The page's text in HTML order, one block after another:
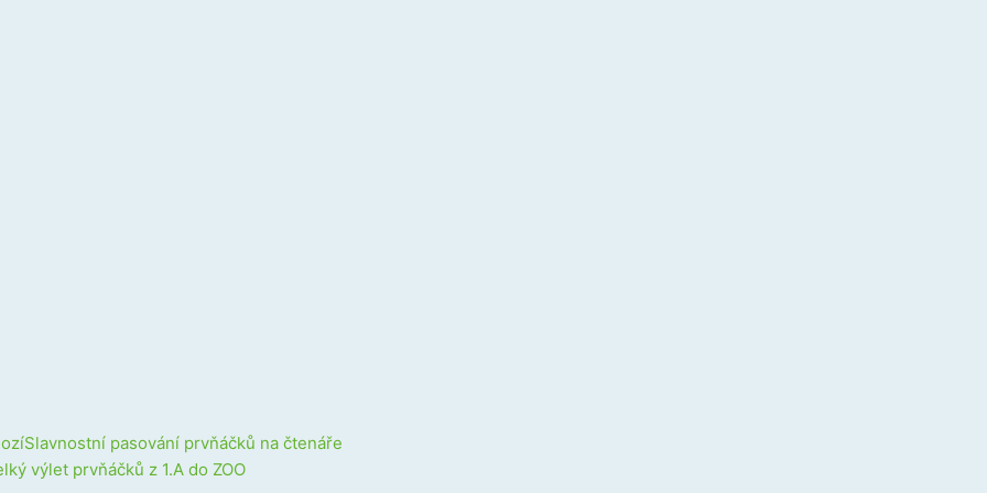
Slavnostní pasování prvňáčků na čtenáře
výlet prvňáčků z 1.A do ZOO
Next